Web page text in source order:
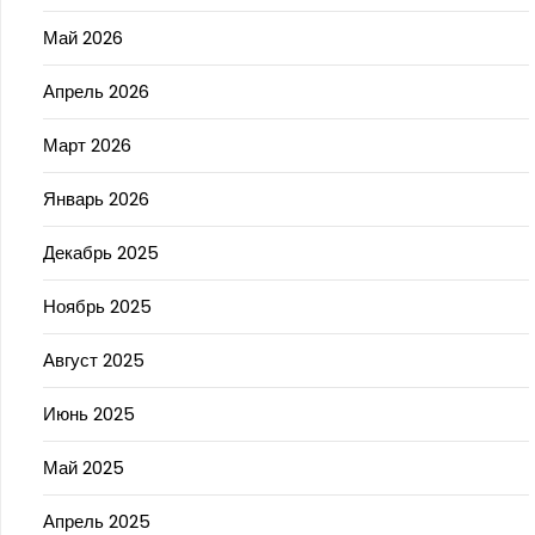
Май 2026
Апрель 2026
Март 2026
Январь 2026
Декабрь 2025
Ноябрь 2025
Август 2025
Июнь 2025
Май 2025
Апрель 2025